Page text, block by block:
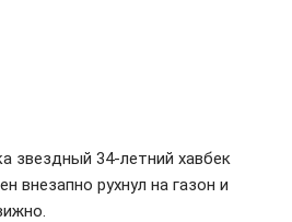
звездный 34-летний хавбек
внезапно рухнул на газон и